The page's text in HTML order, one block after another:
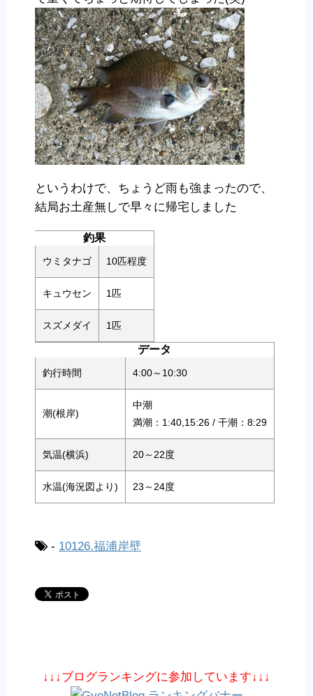
というわけで、ちょうど雨も強まったので、
結局お土産無しで早々に帰宅しました
釣果
ウミタナゴ 10匹程度
キュウセン 1匹
スズメダイ 1匹
データ
釣行時間 4:00～10:30
潮(根岸)
中潮
満潮：1:40,15:26 / 干潮：8:29
気温(横浜) 20～22度
水温(海況図より) 23～24度
- 10126.福浦岸壁
↓↓↓ブログランキングに参加しています↓↓↓